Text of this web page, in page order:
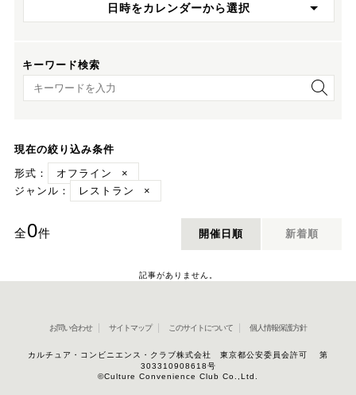
日時をカレンダーから選択
キーワード検索
キーワード検索
現在の絞り込み条件
形式：
オフライン
×
ジャンル：
レストラン ×
全0件 開催日順 新着順
記事がありません。
お問い合わせ サイトマップ このサイトについて 個人情報保護方針
カルチュア・コンビニエンス・クラブ株式会社 東京都公安委員会許可 第
303310908618号
©Culture Convenience Club Co.,Ltd.